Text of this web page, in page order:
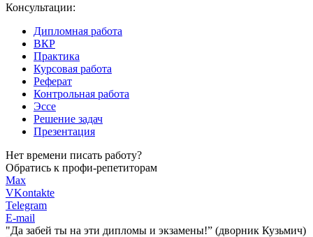
Консультации:
Дипломная работа
ВКР
Практика
Курсовая работа
Реферат
Контрольная работа
Эссе
Решение задач
Презентация
Нет времени писать работу?
Обратись к профи-репетиторам
Max
VKontakte
Telegram
E-mail
"Да забей ты на эти дипломы и экзамены!” (дворник Кузьмич)